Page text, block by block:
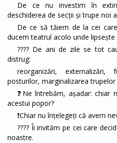
De ce nu investim în
deschiderea de secții și trupe noi
De ce să tăiem de la cei
ducem teatrul acolo unde lipsește
???? De ani de zile se tot
distrug:
reorganizări, externalizări,
posturilor, marginalizarea
❓Ne întrebăm, așadar:
acestui popor?
❗Chiar nu înțelegeți că avem
????️ Îi invităm pe cei care
noastre.